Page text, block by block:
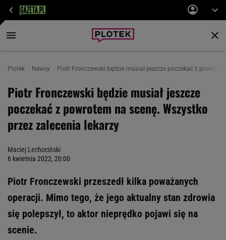
Plotek Newsy Piotr Fronczewski będzie musiał jeszcze poczekać z
Piotr Fronczewski będzie musiał jeszcze
poczekać z powrotem na scenę. Wszystko
przez zalecenia lekarzy
Maciej Lechociński
6 kwietnia 2022, 20:00
Piotr Fronczewski przeszedł kilka poważanych
operacji. Mimo tego, że jego aktualny stan zdrowia
się polepszył, to aktor nieprędko pojawi się na
scenie.